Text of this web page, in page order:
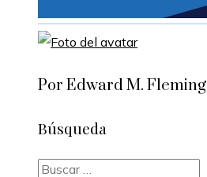
Por Edward M. Fleming
Búsqueda
Buscar: